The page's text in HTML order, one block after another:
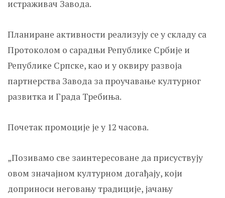
истраживач Завода.
Планиране активности реализују се у складу са
Протоколом о сарадњи Републике Србије и
Републике Српске, као и у оквиру развоја
партнерства Завода за проучавање културног
развитка и Града Требиња.
Почетак промоције је у 12 часова.
„Позивамо све заинтересоване да присуствују
овом значајном културном догађају, који
доприноси неговању традиције, јачању